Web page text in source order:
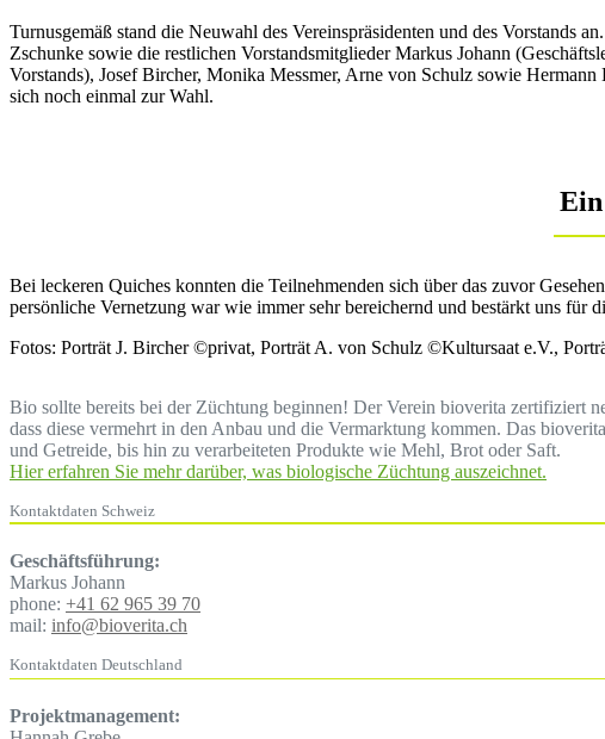
Turnusgemäß stand die Neuwahl des Vereinspräsidenten und des Vorstands
Zschunke sowie die restlichen Vorstandsmitglieder Markus Johann
Vorstands), Josef Bircher, Monika Messmer, Arne von Schulz sowie
sich noch einmal zur Wahl.
Bei leckeren Quiches konnten die Teilnehmenden sich über das zuvor
persönliche Vernetzung war wie immer sehr bereichernd und bestärkt uns für
Fotos: Porträt J. Bircher ©privat, Porträt A. von Schulz ©Kultursaat e.V.,
Bio sollte bereits bei der Züchtung beginnen! Der Verein bioverita zertifiziert
dass diese vermehrt in den Anbau und die Vermarktung kommen. Das
und Getreide, bis hin zu verarbeiteten Produkte wie Mehl, Brot oder Saft.
Hier erfahren Sie mehr darüber, was biologische Züchtung auszeichnet.
Kontaktdaten Schweiz
Geschäftsführung:
Markus Johann
phone: +41 62 965 39 70
mail: info@bioverita.ch
Kontaktdaten Deutschland
Projektmanagement: